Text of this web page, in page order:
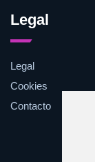
Legal
Legal
Cookies
Contacto